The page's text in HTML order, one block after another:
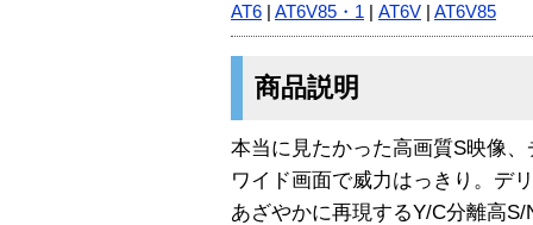
AT6 AT6V85・1 AT6V AT6V85
商品説明
本当に見たかった高画質S映像
ワイド画面で威力はっきり。デ
あざやかに再現するY/C分離高